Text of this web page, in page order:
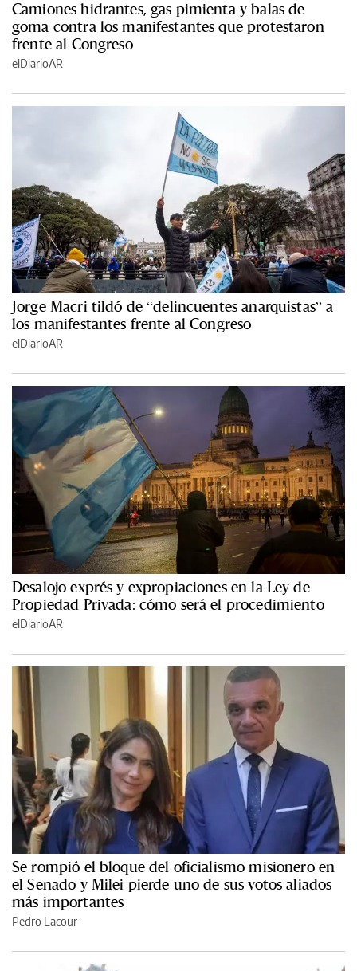
Camiones hidrantes, gas pimienta y balas de
goma contra los manifestantes que protestaron
frente al Congreso
elDiarioAR
Jorge Macri tildó de “delincuentes anarquistas” a
los manifestantes frente al Congreso
elDiarioAR
Desalojo exprés y expropiaciones en la Ley de
Propiedad Privada: cómo será el procedimiento
elDiarioAR
Se rompió el bloque del oficialismo misionero en
el Senado y Milei pierde uno de sus votos aliados
más importantes
Pedro Lacour